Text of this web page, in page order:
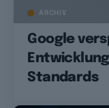
ARCHIV
Google
Standards